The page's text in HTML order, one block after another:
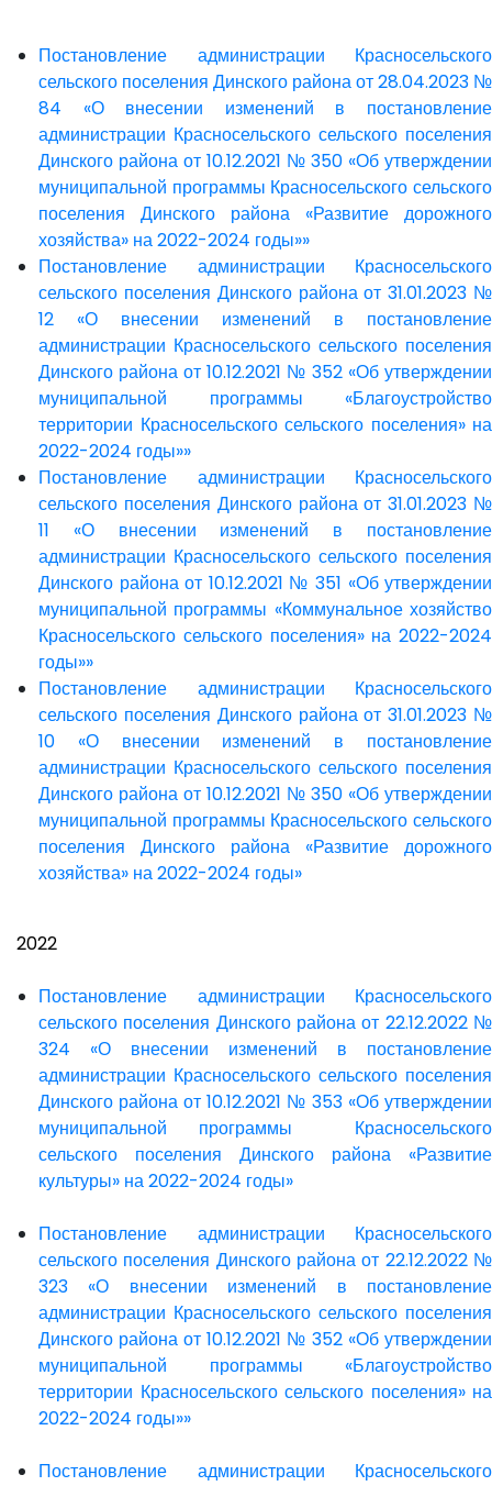
Постановление администрации Красносельского
сельского поселения Динского района от 28.04.2023 №
84 «О внесении изменений в постановление
администрации Красносельского сельского поселения
Динского района от 10.12.2021 № 350 «Об утверждении
муниципальной программы Красносельского сельского
поселения Динского района «Развитие дорожного
хозяйства» на 2022-2024 годы»»
Постановление администрации Красносельского
сельского поселения Динского района от 31.01.2023 №
12 «О внесении изменений в постановление
администрации Красносельского сельского поселения
Динского района от 10.12.2021 № 352 «Об утверждении
муниципальной программы «Благоустройство
территории Красносельского сельского поселения» на
2022-2024 годы»»
Постановление администрации Красносельского
сельского поселения Динского района от 31.01.2023 №
11 «О внесении изменений в постановление
администрации Красносельского сельского поселения
Динского района от 10.12.2021 № 351 «Об утверждении
муниципальной программы «Коммунальное хозяйство
Красносельского сельского поселения» на 2022-2024
годы»»
Постановление администрации Красносельского
сельского поселения Динского района от 31.01.2023 №
10 «О внесении изменений в постановление
администрации Красносельского сельского поселения
Динского района от 10.12.2021 № 350 «Об утверждении
муниципальной программы Красносельского сельского
поселения Динского района «Развитие дорожного
хозяйства» на 2022-2024 годы»
2022
Постановление администрации Красносельского
сельского поселения Динского района от 22.12.2022 №
324 «О внесении изменений в постановление
администрации Красносельского сельского поселения
Динского района от 10.12.2021 № 353 «Об утверждении
муниципальной программы Красносельского
сельского поселения Динского района «Развитие
культуры» на 2022-2024 годы»
Постановление администрации Красносельского
сельского поселения Динского района от 22.12.2022 №
323 «О внесении изменений в постановление
администрации Красносельского сельского поселения
Динского района от 10.12.2021 № 352 «Об утверждении
муниципальной программы «Благоустройство
территории Красносельского сельского поселения» на
2022-2024 годы»»
Постановление администрации Красносельского